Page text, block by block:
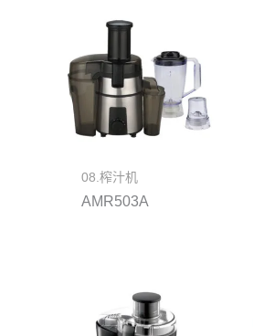
08.榨汁机
AMR503A